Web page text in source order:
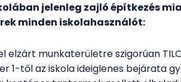
jelenleg zajló építkezés
minden iskolahasználót:
elzárt munkaterületre szigorúan
1-től az iskola ideiglenes bejárata